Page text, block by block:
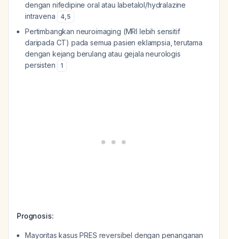
dengan nifedipine oral atau labetalol/hydralazine
intravena
4,5
Pertimbangkan neuroimaging (MRI lebih sensitif
daripada CT) pada semua pasien eklampsia, terutama
dengan kejang berulang atau gejala neurologis
persisten
1
Prognosis:
Mayoritas kasus PRES reversibel dengan penanganan